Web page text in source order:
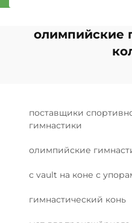
олимпийские
поставщики
гимнастики
олимпийские
с vault на коне с
гимнастический конь